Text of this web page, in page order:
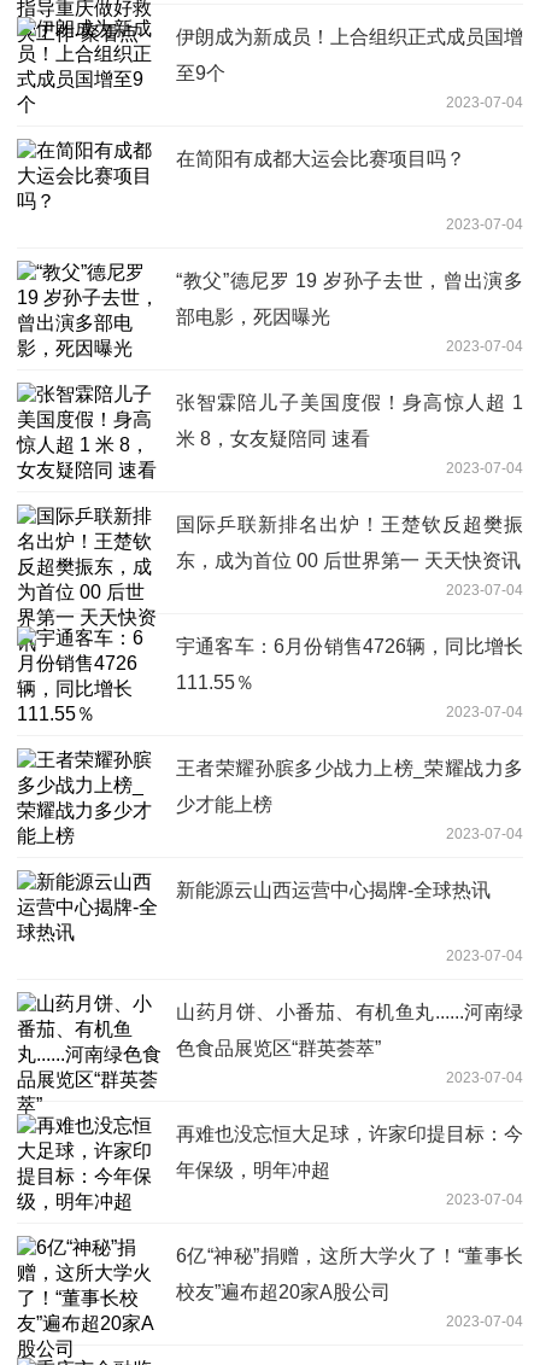
伊朗成为新成员！上合组织正式成员国增
至9个
2023-07-04
在简阳有成都大运会比赛项目吗？
2023-07-04
“教父”德尼罗 19 岁孙子去世，曾出演多
部电影，死因曝光
2023-07-04
张智霖陪儿子美国度假！身高惊人超 1
米 8，女友疑陪同 速看
2023-07-04
国际乒联新排名出炉！王楚钦反超樊振
东，成为首位 00 后世界第一 天天快资讯
2023-07-04
宇通客车：6月份销售4726辆，同比增长
111.55％
2023-07-04
王者荣耀孙膑多少战力上榜_荣耀战力多
少才能上榜
2023-07-04
新能源云山西运营中心揭牌-全球热讯
2023-07-04
山药月饼、小番茄、有机鱼丸......河南绿
色食品展览区“群英荟萃”
2023-07-04
再难也没忘恒大足球，许家印提目标：今
年保级，明年冲超
2023-07-04
6亿“神秘”捐赠，这所大学火了！“董事长
校友”遍布超20家A股公司
2023-07-04